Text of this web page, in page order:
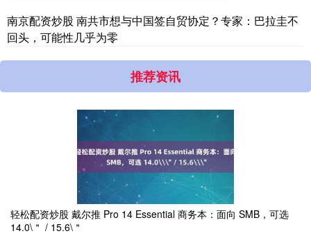
南京配资炒股 南共市想与中国签自贸协定？专家：巴拉圭不
回头，可能性几乎为零
推荐资讯
轻松配资炒股 戴尔推 Pro 14 Essential 商务本：面向 SMB，可选
14.0\＂ / 15.6\＂